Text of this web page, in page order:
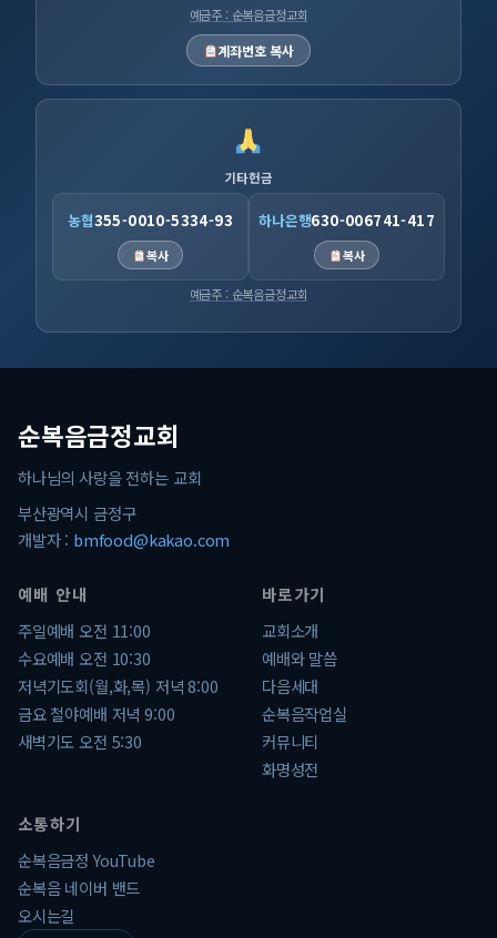
예금주 : 순복음금정교회
계좌번호 복사
기타헌금
농협355-0010-5334-93
복사
하나은행630-006741-417
복사
예금주 : 순복음금정교회
순복음금정교회
하나님의 사랑을 전하는 교회
부산광역시 금정구
개발자 : bmfood@kakao.com
예배 안내
주일예배 오전 11:00
수요예배 오전 10:30
저녁기도회(월,화,목) 저녁 8:00
금요 철야예배 저녁 9:00
새벽기도 오전 5:30
바로가기
교회소개
예배와 말씀
다음세대
순복음작업실
커뮤니티
화명성전
소통하기
순복음금정 YouTube
순복음 네이버 밴드
오시는길